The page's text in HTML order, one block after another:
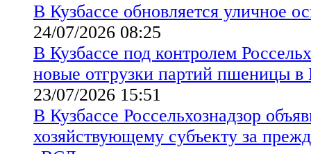
В Кузбассе обновляется уличное
24/07/2026 08:25
В Кузбассе под контролем
новые отгрузки партий пшеницы в
23/07/2026 15:51
В Кузбассе Россельхознадзор
хозяйствующему субъекту за